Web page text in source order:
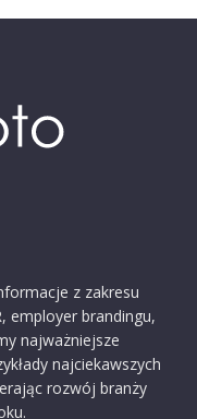
z zakresu
employer brandingu,
najważniejsze
najciekawszych
rozwój branży